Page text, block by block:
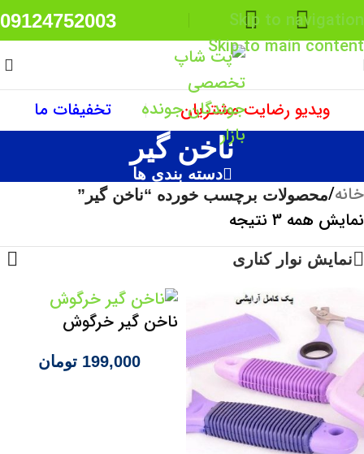
Skip to navigation
Skip to main content
09124752003
ویدیو رضایت مشتریان تخفیفات ما
ناخن گیر
دسته بندی ها
خانه/محصولات برچسب خورده “ناخن گیر”
نمایش همه 3 نتیجه
نمایش نوار کناری
ناخن گیر خرگوش
199,000 تومان